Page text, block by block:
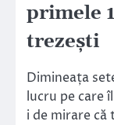
primele
trezești
Dimineața
lucru pe care
i de mirare că